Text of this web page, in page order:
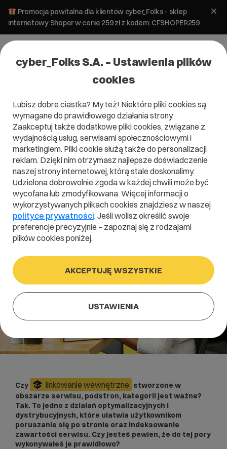
Promocja powitalna dla klientów cyber_Folks - sklep
internetowy Shoper w cenie 259 zł z kodem: CFSHOPER259
SEO i SEM Tworzenie stron
Linkowanie wewnętrzne – instrukcja
krok po kroku
30 czerwca 2023 ok.4min
Czy linkowanie wewnętrzne stworzone w
obszarze serwisu, podstron, kategorii jest ważne?
Tak. To jedno z działań optymalizacyjnych i
dystrybucyjnych, które ułatwia użytkownikom
poruszanie się po stronie oraz indeksowanie
zawartości serwisu. Czy jesteś pewien, że do tej pory
wykonywałeś je prawidłowo?
cyber_Folks S.A. – Ustawienia plików
cookies
Lubisz dobre ciastka? My też! Niektóre pliki cookies są
wymagane do prawidłowego działania strony.
Zaakceptuj także dodatkowe pliki cookies, związane z
wydajnością usług, serwisami społecznościowymi i
marketingiem. Pliki cookie służą także do personalizacji
reklam. Dzięki nim otrzymasz najlepsze doświadczenie
naszej strony internetowej, którą stale doskonalimy.
Udzielona dobrowolnie zgoda w każdej chwili może być
wycofana lub zmodyfikowana. Więcej informacji o
wykorzystywanych plikach cookies znajdziesz w naszej
polityce prywatności. Jeśli wolisz określić swoje
preferencje precyzyjnie – zapoznaj się z rodzajami
plików cookies poniżej.
AKCEPTUJĘ WSZYSTKIE
USTAWIENIA